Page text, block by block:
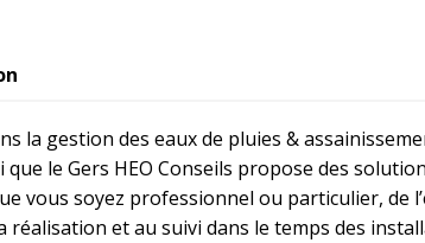
la gestion des eaux de pluies &
que le Gers HEO Conseils propose des
vous soyez professionnel ou particulier, de
réalisation et au suivi dans le temps des